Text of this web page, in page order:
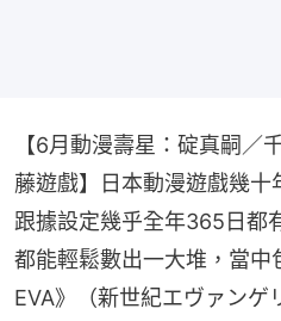
【6月動漫壽星：碇真嗣／
藤遊戲】日本動漫遊戲幾十
跟據設定幾乎全年365日都
都能輕鬆數出一大堆，當中
EVA》（新世紀エヴァンゲ